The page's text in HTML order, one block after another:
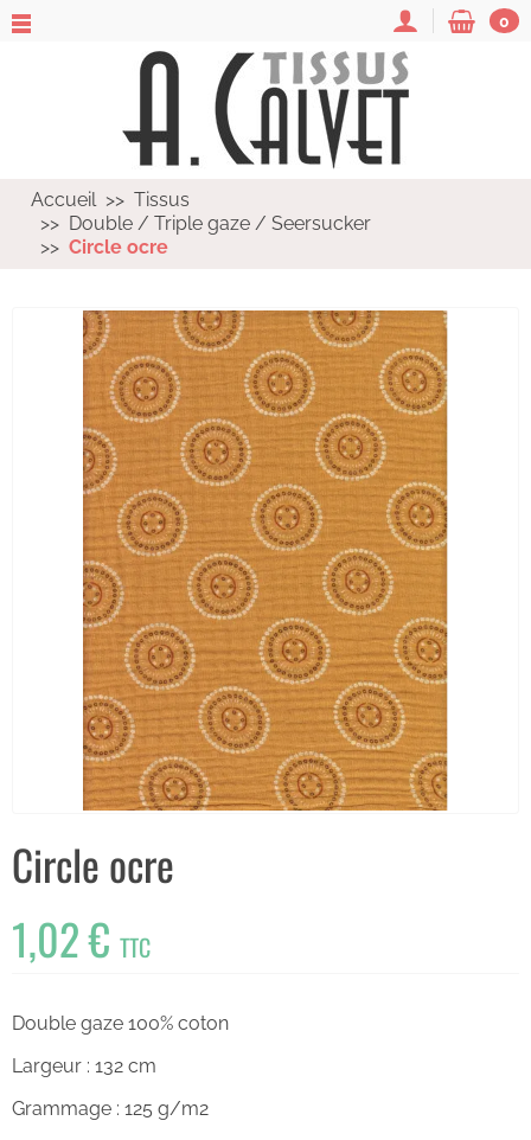
0
Accueil
Tissus
Double / Triple gaze / Seersucker
Circle ocre
Circle ocre
1,02 € TTC
Double gaze 100% coton
Largeur : 132 cm
Grammage : 125 g/m2